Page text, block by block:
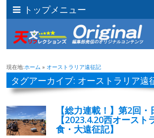
トップメニュー
現在地:ホーム » オーストラリア遠征記
タグアーカイブ: オーストラリア遠
【総力連載！】第2回
【2023.4.20西オースト
食・大遠征記】